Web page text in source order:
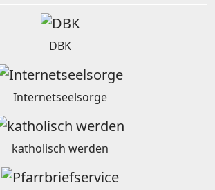
DBK
Internetseelsorge
katholisch werden